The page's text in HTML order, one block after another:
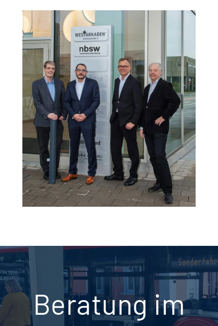
Beratung im